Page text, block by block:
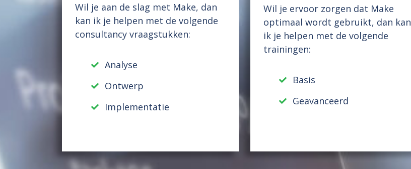
Wil je aan de slag met Make, dan
kan ik je helpen met de volgende
consultancy vraagstukken:
Analyse
Ontwerp
Implementatie
Wil je ervoor zorgen dat Make
optimaal wordt gebruikt, dan kan
ik je helpen met de volgende
trainingen:
Basis
Geavanceerd